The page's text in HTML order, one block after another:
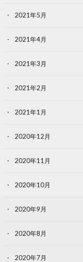
2021年5月
2021年4月
2021年3月
2021年2月
2021年1月
2020年12月
2020年11月
2020年10月
2020年9月
2020年8月
2020年7月